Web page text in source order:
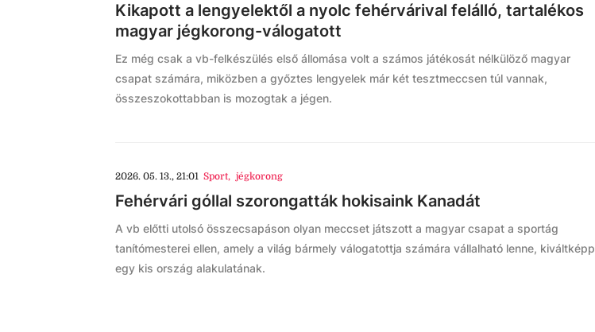
Kikapott a lengyelektől a nyolc fehérvárival felálló, tartalékos
magyar jégkorong-válogatott
Ez még csak a vb-felkészülés első állomása volt a számos játékosát nélkülöző magyar
csapat számára, miközben a győztes lengyelek már két tesztmeccsen túl vannak,
összeszokottabban is mozogtak a jégen.
2026. 05. 13., 21:01 Sport, jégkorong
Fehérvári góllal szorongatták hokisaink Kanadát
A vb előtti utolsó összecsapáson olyan meccset játszott a magyar csapat a sportág
tanítómesterei ellen, amely a világ bármely válogatottja számára vállalható lenne, kiváltképp
egy kis ország alakulatának.